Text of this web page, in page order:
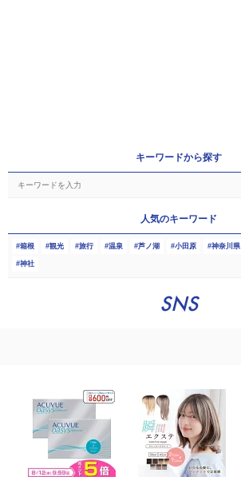
キーワードから探す
人気のキーワード
箱根 観光 旅行 温泉 芦ノ湖 小田原 神奈川県
神社
SNS